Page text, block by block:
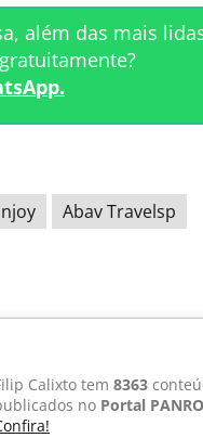
além das mais
Abav Travelsp
Calixto tem 8363
no Portal